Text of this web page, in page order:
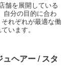
舗を展開している
自分の目的に合わ
れぞれが最適な働
います。
ヘアー / スタ